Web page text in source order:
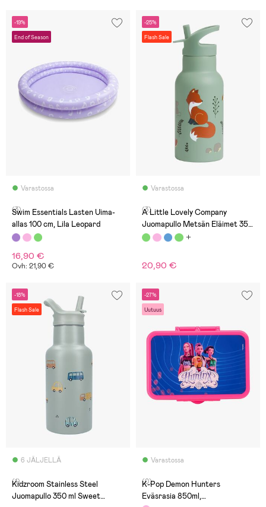
-19%
End of Season
Varastossa
(3)
Swim Essentials Lasten Uima-
allas 100 cm, Lila Leopard
16,90 €
Ovh: 21,90 €
-25%
Flash Sale
Varastossa
(3)
A Little Lovely Company
Juomapullo Metsän Eläimet 350
ml, Vihreä
20,90 €
-18%
Flash Sale
6 JÄLJELLÄ
(1)
Kidzroom Stainless Steel
Juomapullo 350 ml Sweet
-27%
Uutuus
Varastossa
(0)
K-Pop Demon Hunters
Eväsrasia 850ml,